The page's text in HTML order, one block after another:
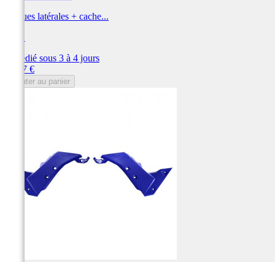
Plaques latérales + cache...
Expédié sous 3 à 4 jours
78,37 €
Ajouter au panier